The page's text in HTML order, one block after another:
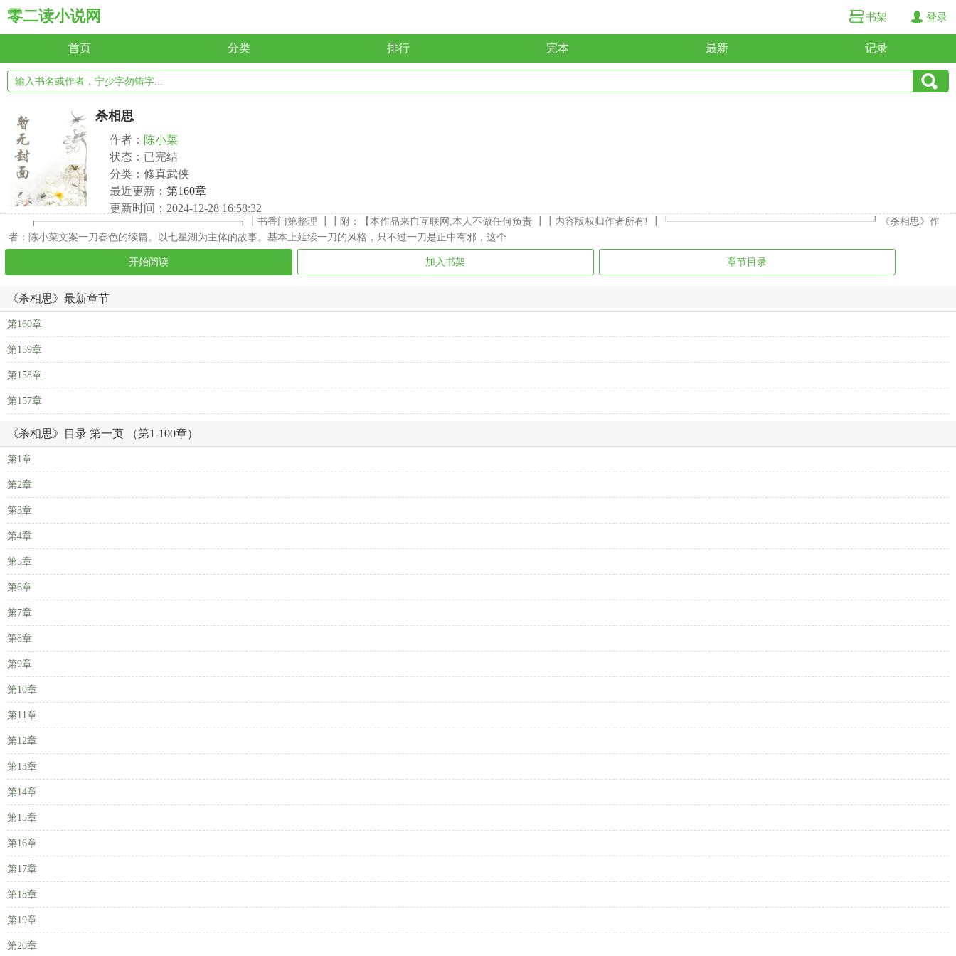
零二读小说网 书架 登录
首页 分类 排行 完本 最新 记录
杀相思
作者： 陈小菜
状态：已完结
分类：修真武侠
最近更新： 第160章
更新时间：2024-12-28 16:58:32
┏━━━━━━━━━━━━━━━━━━━━┓┃书香门第整理 ┃┃附：【本作品来自互联网,本人不做任何负责 ┃┃内容版权归作者所有! ┃┗━━━━━━━━━━━━━━━━━━━━┛《杀相思》作
者：陈小菜文案一刀春色的续篇。以七星湖为主体的故事。基本上延续一刀的风格，只不过一刀是正中有邪，这个
开始阅读 加入书架 章节目录
《杀相思》最新章节
第160章
第159章
第158章
第157章
《杀相思》目录 第一页 （第1-100章）
第1章
第2章
第3章
第4章
第5章
第6章
第7章
第8章
第9章
第10章
第11章
第12章
第13章
第14章
第15章
第16章
第17章
第18章
第19章
第20章